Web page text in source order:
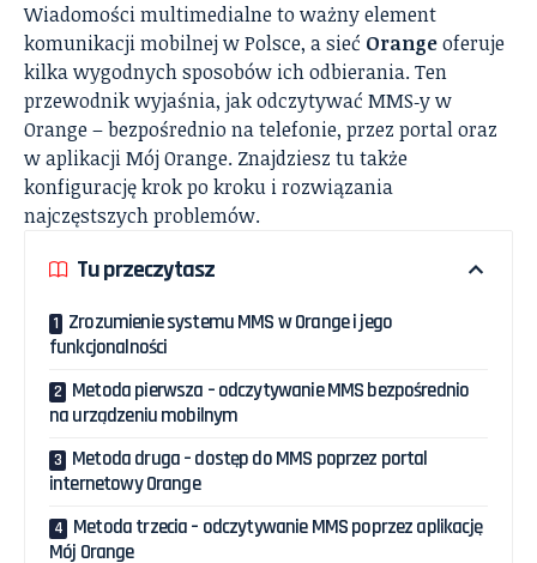
Wiadomości multimedialne to ważny element
komunikacji mobilnej w Polsce, a sieć Orangeoferuje
kilka wygodnych sposobów ich odbierania. Ten
przewodnik wyjaśnia, jak odczytywać MMS‑y w
Orange – bezpośrednio na telefonie, przez portal oraz
w aplikacji Mój Orange. Znajdziesz tu także
konfigurację krok po kroku i rozwiązania
najczęstszych problemów.
Tu przeczytasz
Zrozumienie systemu MMS w Orange i jego
funkcjonalności
Metoda pierwsza – odczytywanie MMS bezpośrednio
na urządzeniu mobilnym
Metoda druga – dostęp do MMS poprzez portal
internetowy Orange
Metoda trzecia – odczytywanie MMS poprzez aplikację
Mój Orange